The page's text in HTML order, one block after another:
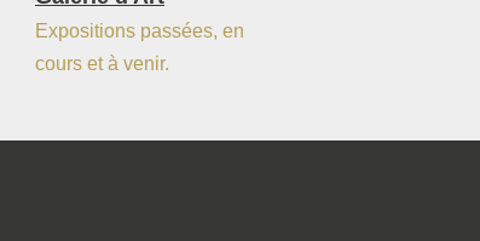
Expositions passées, en
cours et à venir.